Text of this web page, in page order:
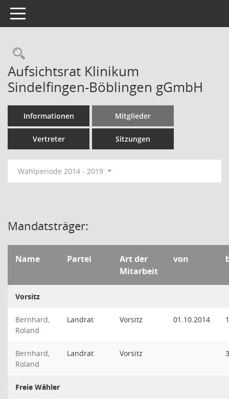
Toggle navigation
Rechercheauswahl
Aufsichtsrat Klinikum
Sindelfingen-Böblingen gGmbH
Informationen Mitglieder
Vertreter Sitzungen
Wahlperiode 2014 - 2019
Mandatsträger:
Name Partei
Art der
Mitarbeit
von
Vorsitz
Bernhard,
Roland
Landrat Vorsitz 01.10.2014
Bernhard,
Roland
Landrat Vorsitz
Freie Wähler